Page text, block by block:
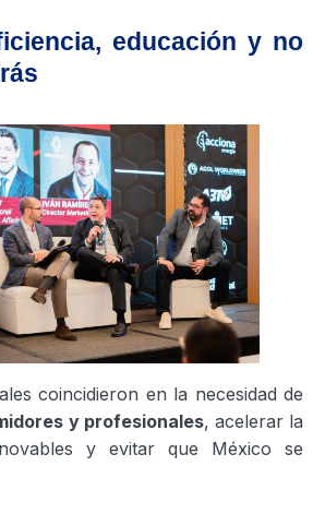
educación y no
coincidieron en la necesidad de
y profesionales, acelerar la
y evitar que México se